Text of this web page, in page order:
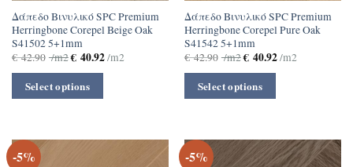
Δάπεδο Βινυλικό SPC Premium
Herringbone Corepel Βeige Oak
S41502 5+1mm
€42.90 /m2€40.92/m2
Select options
Δάπεδο Βινυλικό SPC Premium
Herringbone Corepel Pure Oak
S41542 5+1mm
€42.90 /m2€40.92/m2
Select options
-5% -5%